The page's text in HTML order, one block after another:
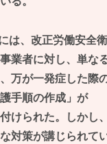
は、改正労働安全
業者に対し、単な
万が一発症した際
手順の作成」が
けられた。しかし
対策が講じられて